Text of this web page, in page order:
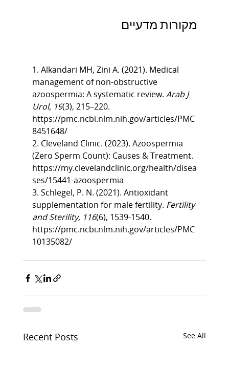
מקורות מדעיים
1. Alkandari MH, Zini A. (2021). Medical
management of non-obstructive
azoospermia: A systematic review. Arab J
Urol, 19(3), 215–220.
https://pmc.ncbi.nlm.nih.gov/articles/PMC
8451648/
2. Cleveland Clinic. (2023). Azoospermia
(Zero Sperm Count): Causes & Treatment.
https://my.clevelandclinic.org/health/disea
ses/15441-azoospermia
3. Schlegel, P. N. (2021). Antioxidant
supplementation for male fertility. Fertility
and Sterility, 116(6), 1539-1540.
https://pmc.ncbi.nlm.nih.gov/articles/PMC
10135082/
Recent Posts See All